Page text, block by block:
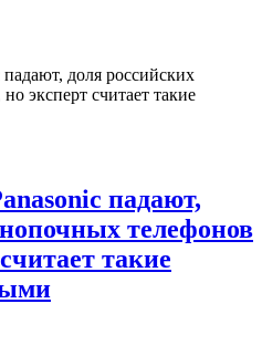
падают,
телефонов
такие